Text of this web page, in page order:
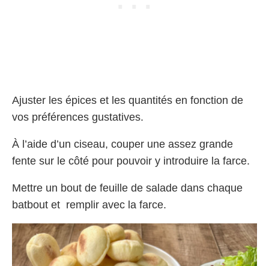
Ajuster les épices et les quantités en fonction de
vos préférences gustatives.
À l’aide d’un ciseau, couper une assez grande
fente sur le côté pour pouvoir y introduire la farce.
Mettre un bout de feuille de salade dans chaque
batbout et remplir avec la farce.